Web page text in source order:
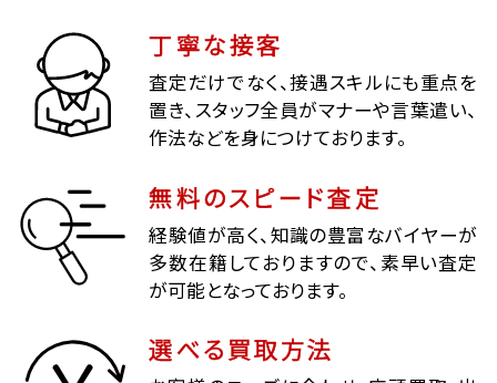
丁寧な接客
査定だけでなく、接遇スキルにも重点を
置き、スタッフ全員がマナーや言葉遣い、
作法などを身につけております。
無料のスピード査定
経験値が高く、知識の豊富なバイヤーが
多数在籍しておりますので、素早い査定
が可能となっております。
選べる買取方法